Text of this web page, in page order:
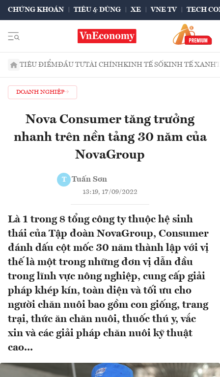
CHỨNG KHOÁN TIÊU & DÙNG XE VNE TV TECH
TIÊU ĐIỂMĐẦU TƯTÀI CHÍNHKINH TẾ SỐKINH TẾ XANH
DOANH NGHIỆP
Nova Consumer tăng trưởng
nhanh trên nền tảng 30 năm của
NovaGroup
T Tuấn Sơn
13:19, 17/09/2022
Là 1 trong 8 tổng công ty thuộc hệ sinh
thái của Tập đoàn NovaGroup, Consumer
đánh dấu cột mốc 30 năm thành lập với vị
thế là một trong những đơn vị dẫn đầu
trong lĩnh vực nông nghiệp, cung cấp giải
pháp khép kín, toàn diện và tối ưu cho
người chăn nuôi bao gồm con giống, trang
trại, thức ăn chăn nuôi, thuốc thú y, vắc
xin và các giải pháp chăn nuôi kỹ thuật
cao...